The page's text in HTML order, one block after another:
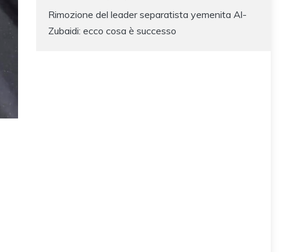
Rimozione del leader separatista yemenita Al-
Zubaidi: ecco cosa è successo